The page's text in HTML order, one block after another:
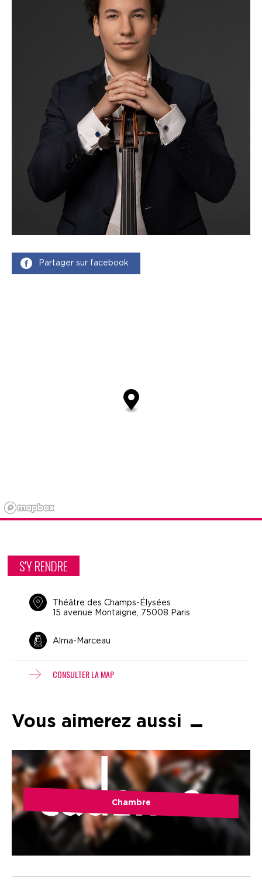
Partager sur facebook
S'Y RENDRE
Théâtre des Champs-Élysées
15 avenue Montaigne, 75008 Paris
Alma-Marceau
CONSULTER LA MAP
Vous aimerez aussi
Chambre